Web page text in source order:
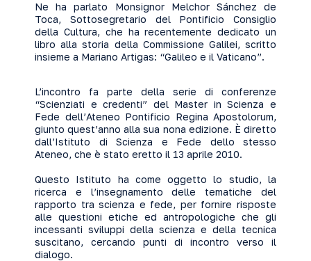
Ne ha parlato Monsignor Melchor Sánchez de
Toca, Sottosegretario del Pontificio Consiglio
della Cultura, che ha recentemente dedicato un
libro alla storia della Commissione Galilei, scritto
insieme a Mariano Artigas: “Galileo e il Vaticano”.
L’incontro fa parte della serie di conferenze
“Scienziati e credenti” del Master in Scienza e
Fede dell’Ateneo Pontificio Regina Apostolorum,
giunto quest’anno alla sua nona edizione. È diretto
dall’Istituto di Scienza e Fede dello stesso
Ateneo, che è stato eretto il 13 aprile 2010.
Questo Istituto ha come oggetto lo studio, la
ricerca e l’insegnamento delle tematiche del
rapporto tra scienza e fede, per fornire risposte
alle questioni etiche ed antropologiche che gli
incessanti sviluppi della scienza e della tecnica
suscitano, cercando punti di incontro verso il
dialogo.